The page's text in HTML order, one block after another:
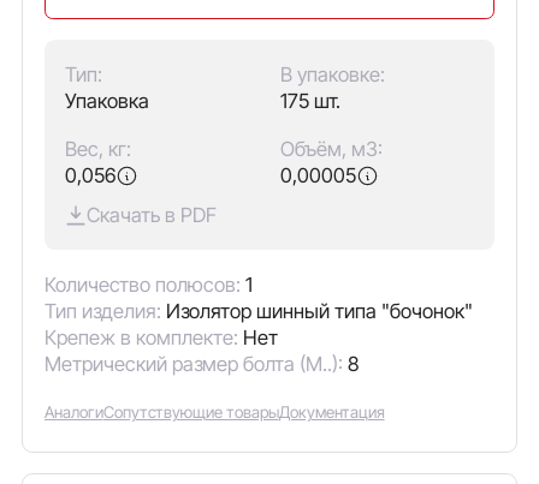
Тип:
Упаковка
В упаковке:
175 шт.
Вес, кг:
0,056
Объём, м3:
0,00005
Скачать в PDF
Количество полюсов: 1
Тип изделия: Изолятор шинный типа "бочонок"
Крепеж в комплекте: Нет
Метрический размер болта (М..): 8
АналогиСопутствующие товарыДокументация